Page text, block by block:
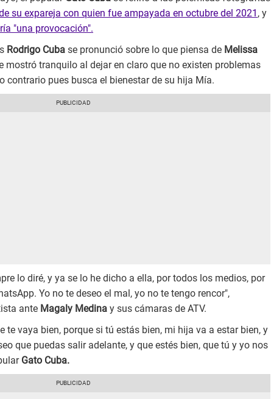
su expareja con quien fue ampayada en octubre del 2021 , y
"una provocación".
Rodrigo Cuba se pronunció sobre lo que piensa de Melissa
mostró tranquilo al dejar en claro que no existen problemas
contrario pues busca el bienestar de su hija Mía.
lo diré, y ya se lo he dicho a ella, por todos los medios, por
Yo no te deseo el mal, yo no te tengo rencor",
ante Magaly Medina y sus cámaras de ATV.
te vaya bien, porque si tú estás bien, mi hija va a estar bien, y
que puedas salir adelante, y que estés bien, que tú y yo nos
Gato Cuba.